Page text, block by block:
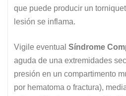
que puede producir un
lesión se inflama.
Vigile eventual Síndrome
aguda de una extremidades
presión en un compartimento
por hematoma o fractura),